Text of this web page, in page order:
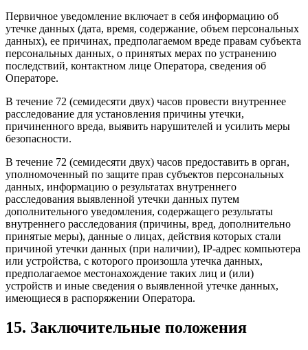
Первичное уведомление включает в себя информацию об
утечке данных (дата, время, содержание, объем персональных
данных), ее причинах, предполагаемом вреде правам субъекта
персональных данных, о принятых мерах по устранению
последствий, контактном лице Оператора, сведения об
Операторе.
В течение 72 (семидесяти двух) часов провести внутреннее
расследование для установления причины утечки,
причиненного вреда, выявить нарушителей и усилить меры
безопасности.
В течение 72 (семидесяти двух) часов предоставить в орган,
уполномоченный по защите прав субъектов персональных
данных, информацию о результатах внутреннего
расследования выявленной утечки данных путем
дополнительного уведомления, содержащего результаты
внутреннего расследования (причины, вред, дополнительно
принятые меры), данные о лицах, действия которых стали
причиной утечки данных (при наличии), IP-адрес компьютера
или устройства, с которого произошла утечка данных,
предполагаемое местонахождение таких лиц и (или)
устройств и иные сведения о выявленной утечке данных,
имеющиеся в распоряжении Оператора.
15. Заключительные положения